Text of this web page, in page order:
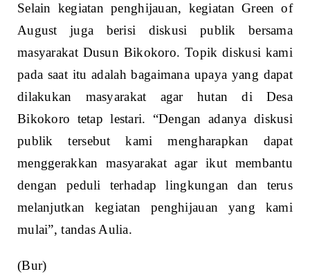
Selain kegiatan penghijauan, kegiatan Green of
August juga berisi diskusi publik bersama
masyarakat Dusun Bikokoro. Topik diskusi kami
pada saat itu adalah bagaimana upaya yang dapat
dilakukan masyarakat agar hutan di Desa
Bikokoro tetap lestari. “Dengan adanya diskusi
publik tersebut kami mengharapkan dapat
menggerakkan masyarakat agar ikut membantu
dengan peduli terhadap lingkungan dan terus
melanjutkan kegiatan penghijauan yang kami
mulai”, tandas Aulia.
(Bur)